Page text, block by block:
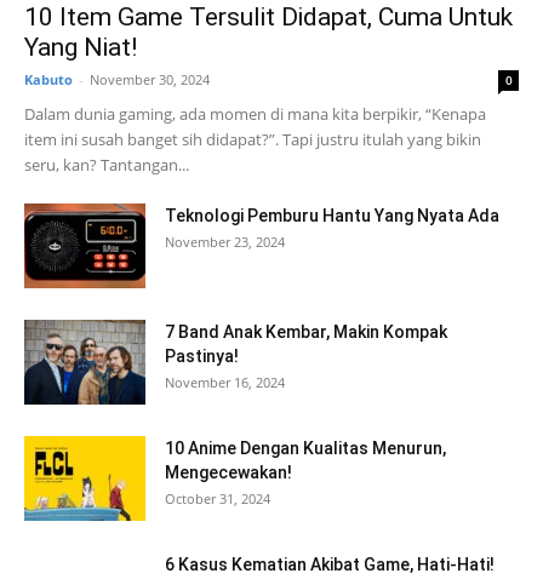
10 Item Game Tersulit Didapat, Cuma Untuk
Yang Niat!
Kabuto - November 30, 2024 0
Dalam dunia gaming, ada momen di mana kita berpikir, “Kenapa
item ini susah banget sih didapat?”. Tapi justru itulah yang bikin
seru, kan? Tantangan...
Teknologi Pemburu Hantu Yang Nyata Ada
November 23, 2024
7 Band Anak Kembar, Makin Kompak
Pastinya!
November 16, 2024
10 Anime Dengan Kualitas Menurun,
Mengecewakan!
October 31, 2024
6 Kasus Kematian Akibat Game, Hati-Hati!